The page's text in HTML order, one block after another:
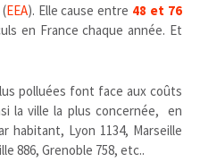
EEA). Elle cause entre 48 et 76
en France chaque année. Et
polluées font face aux coûts
la ville la plus concernée, en
habitant, Lyon 1134, Marseille
886, Grenoble 758, etc..